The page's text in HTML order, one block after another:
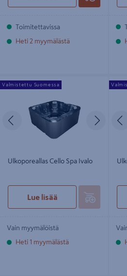
Toimitettavissa
Heti 2 myymälästä
Ulkoporeallas Cello Spa Ivalo
Edellinen
Ulkoporeallas Cello Spa Ivalo
Lue lisää
Valmistettu Suomessa
Vain myymälöistä
Heti 1 myymälästä